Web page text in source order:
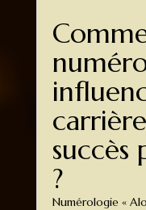
succès
?
Numérologie «